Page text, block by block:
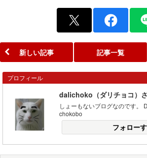
新しい記事 記事一覧
プロフィール
dalichoko（ダリチョコ）
しょーもないブログなのです。
chokobo
フォロー